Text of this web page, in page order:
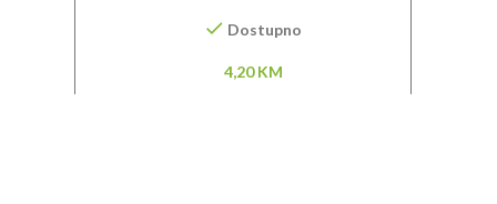
Dostupno
4,20KM